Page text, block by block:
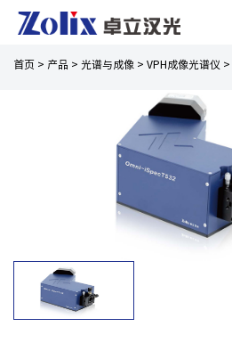
首页 > 产品 > 光谱与成像 > VPH成像光谱仪 >